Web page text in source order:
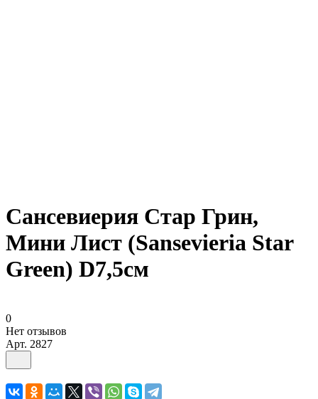
Сансевиерия Стар Грин,
Мини Лист (Sansevieria Star
Green) D7,5см
0
Нет отзывов
Арт. 2827